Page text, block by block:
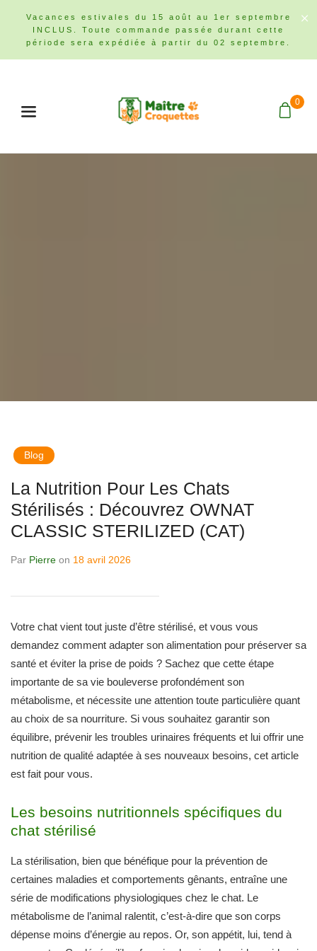
Vacances estivales du 15 août au 1er septembre
INCLUS. Toute commande passée durant cette
période sera expédiée à partir du 02 septembre.
0
Blog
La Nutrition Pour Les Chats
Stérilisés : Découvrez OWNAT
CLASSIC STERILIZED (CAT)
Par Pierre on 18 avril 2026
Votre chat vient tout juste d’être stérilisé, et vous vous
demandez comment adapter son alimentation pour préserver sa
santé et éviter la prise de poids ? Sachez que cette étape
importante de sa vie bouleverse profondément son
métabolisme, et nécessite une attention toute particulière quant
au choix de sa nourriture. Si vous souhaitez garantir son
équilibre, prévenir les troubles urinaires fréquents et lui offrir une
nutrition de qualité adaptée à ses nouveaux besoins, cet article
est fait pour vous.
Les besoins nutritionnels spécifiques du
chat stérilisé
La stérilisation, bien que bénéfique pour la prévention de
certaines maladies et comportements gênants, entraîne une
série de modifications physiologiques chez le chat. Le
métabolisme de l’animal ralentit, c’est-à-dire que son corps
dépense moins d’énergie au repos. Or, son appétit, lui, tend à